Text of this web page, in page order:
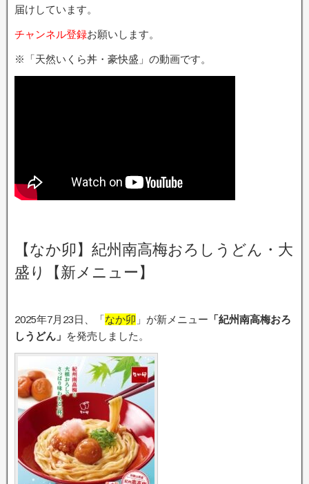
届けしています。
チャンネル登録お願いします。
※「天然いくら丼・豪快盛」の動画です。
【なか卯】紀州南高梅おろしうどん・大
盛り【新メニュー】
2025年7月23日、「なか卯 」が新メニュー 「紀州南高梅おろ
しうどん」 を発売しました。